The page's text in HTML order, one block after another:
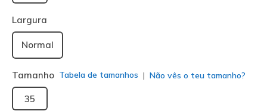
selecionado
Largura
Normal
Tamanho Tabela de tamanhos Não vês o teu tamanho?
35